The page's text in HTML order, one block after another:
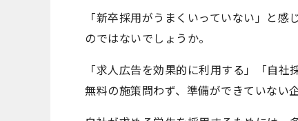
「新卒採用がうまくいっていない」と
のではないでしょうか。
「求人広告を効果的に利用する」「自
無料の施策問わず、準備ができていない